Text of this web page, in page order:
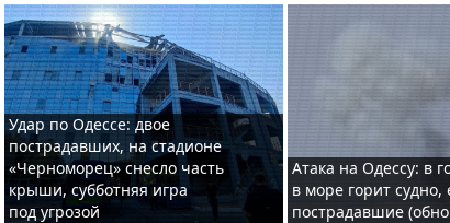
Удар по Одессе: двое
пострадавших, на стадионе
«Черноморец» снесло часть
крыши, субботняя игра
под угрозой
Атака на Одессу: в
в море горит судно,
пострадавшие